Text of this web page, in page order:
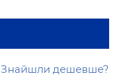
Знайшли дешевше?